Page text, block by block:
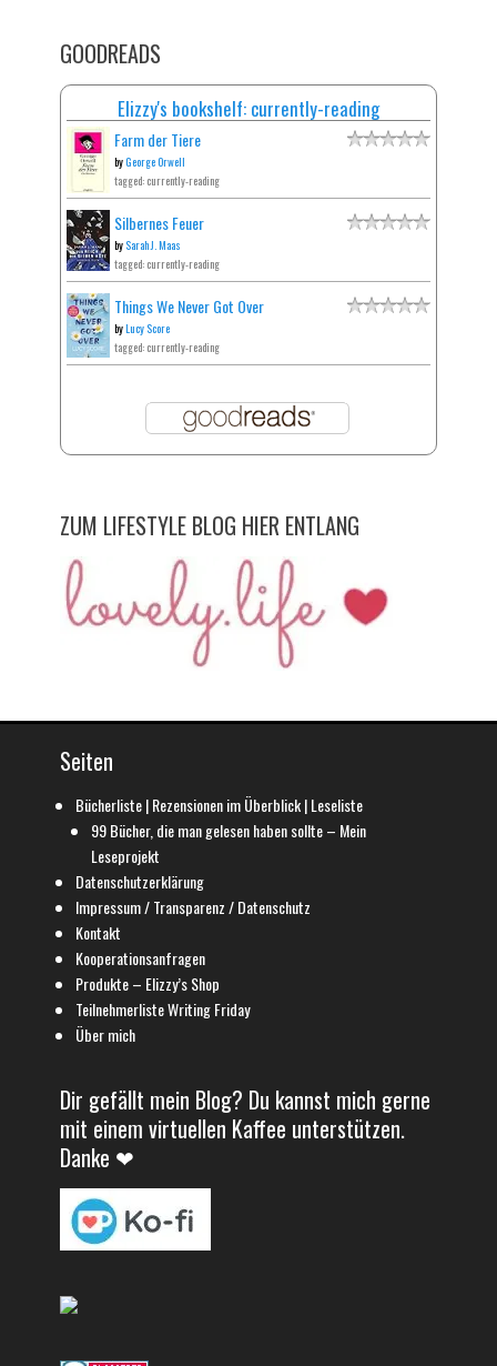
GOODREADS
Elizzy's bookshelf: currently-reading
Farm der Tiere
byGeorge Orwell
tagged: currently-reading
Silbernes Feuer
by Sarah J. Maas
tagged: currently-reading
Things We Never Got Over
byLucy Score
tagged: currently-reading
ZUM LIFESTYLE BLOG HIER ENTLANG
Seiten
Bücherliste | Rezensionen im Überblick | Leseliste
99 Bücher, die man gelesen haben sollte – Mein
Leseprojekt
Datenschutzerklärung
Impressum / Transparenz / Datenschutz
Kontakt
Kooperationsanfragen
Produkte – Elizzy’s Shop
Teilnehmerliste Writing Friday
Über mich
Dir gefällt mein Blog? Du kannst mich gerne
mit einem virtuellen Kaffee unterstützen.
Danke ❤